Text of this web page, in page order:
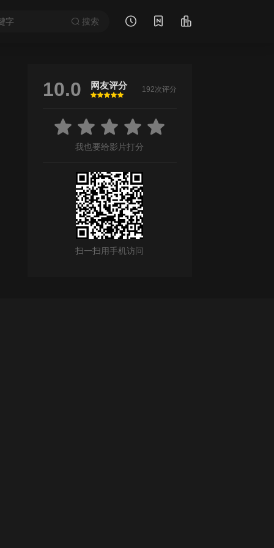
搜索
10.0 网友评分
很差
较差还行推荐力荐
192次评分
我也要给影片打分
扫一扫用手机访问